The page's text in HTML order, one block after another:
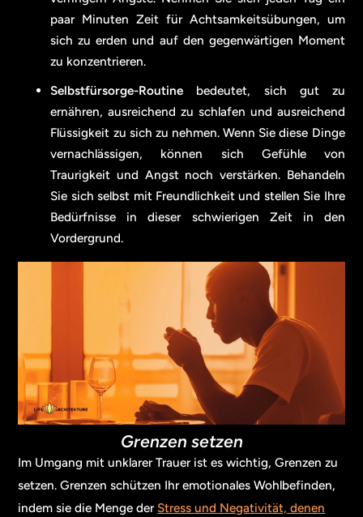
paar Minuten Zeit für Achtsamkeitsübungen, um
sich zu erden und auf den gegenwärtigen Moment
zu konzentrieren.
Selbstfürsorge-Routine bedeutet, sich gut zu
ernähren, ausreichend zu schlafen und ausreichend
Flüssigkeit zu sich zu nehmen. Wenn Sie diese Dinge
vernachlässigen, können sich Gefühle von
Traurigkeit und Angst noch verstärken. Behandeln
Sie sich selbst mit Freundlichkeit und stellen Sie Ihre
Bedürfnisse in dieser schwierigen Zeit in den
Vordergrund.
Grenzen setzen
Im Umgang mit unklarer Trauer ist es wichtig, Grenzen zu
setzen. Grenzen schützen Ihr emotionales Wohlbefinden,
indem sie die Menge der Stress und Negativität, denen